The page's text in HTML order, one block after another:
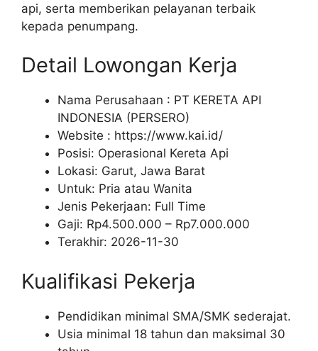
api, serta memberikan pelayanan terbaik
kepada penumpang.
Detail Lowongan Kerja
Nama Perusahaan : PT KERETA API
INDONESIA (PERSERO)
Website : https://www.kai.id/
Posisi: Operasional Kereta Api
Lokasi: Garut, Jawa Barat
Untuk: Pria atau Wanita
Jenis Pekerjaan: Full Time
Gaji: Rp4.500.000 – Rp7.000.000
Terakhir: 2026-11-30
Kualifikasi Pekerja
Pendidikan minimal SMA/SMK sederajat.
Usia minimal 18 tahun dan maksimal 30